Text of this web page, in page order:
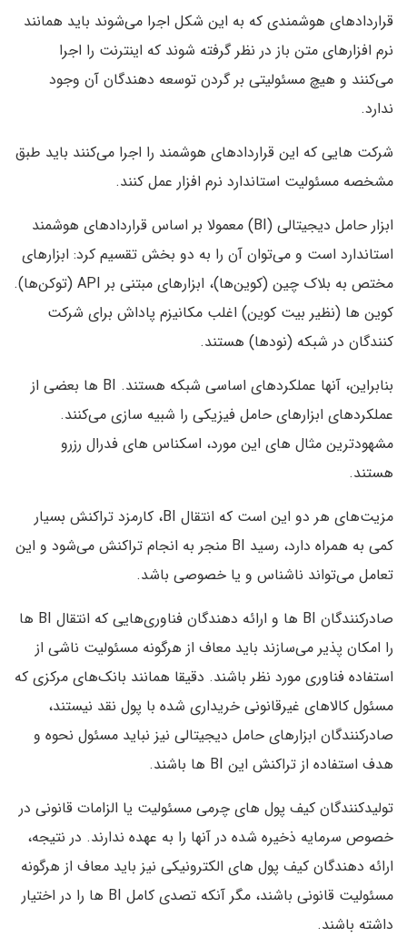
قراردادهای هوشمندی که به این شکل اجرا می‌شوند باید همانند
نرم افزارهای متن باز در نظر گرفته شوند که اینترنت را اجرا
می‌کنند و هیچ مسئولیتی بر گردن توسعه دهندگان آن وجود
ندارد.
شرکت هایی که این قراردادهای هوشمند را اجرا می‌کنند باید طبق
مشخصه مسئولیت استاندارد نرم افزار عمل کنند.
ابزار حامل دیجیتالی (BI) معمولا بر اساس قراردادهای هوشمند
استاندارد است و می‌توان آن را به دو بخش تقسیم کرد: ابزارهای
مختص به بلاک چین (کوین‌ها)، ابزارهای مبتنی بر API (توکن‌ها).
کوین ها (نظیر بیت کوین) اغلب مکانیزم پاداش برای شرکت
کنندگان در شبکه (نودها) هستند.
بنابراین، آنها عملکردهای اساسی شبکه هستند. BI ها بعضی از
عملکردهای ابزارهای حامل فیزیکی را شبیه سازی می‌کنند.
مشهودترین مثال های این مورد، اسکناس های فدرال رزرو
هستند.
مزیت‌های هر دو این است که انتقال BI، کارمزد تراکنش بسیار
کمی به همراه دارد، رسید BI منجر به انجام تراکنش می‌شود و این
تعامل می‌تواند ناشناس و یا خصوصی باشد.
صادرکنندگان BI ها و ارائه دهندگان فناوری‌هایی که انتقال BI ها
را امکان پذیر می‌سازند باید معاف از هرگونه مسئولیت ناشی از
استفاده فناوری مورد نظر باشند. دقیقا همانند بانک‌های مرکزی که
مسئول کالاهای غیرقانونی خریداری شده با پول نقد نیستند،
صادرکنندگان ابزارهای حامل دیجیتالی نیز نباید مسئول نحوه و
هدف استفاده از تراکنش این BI ها باشند.
تولیدکنندگان کیف پول های چرمی مسئولیت یا الزامات قانونی در
خصوص سرمایه ذخیره شده در آنها را به عهده ندارند. در نتیجه،
ارائه دهندگان کیف پول های الکترونیکی نیز باید معاف از هرگونه
مسئولیت قانونی باشند، مگر آنکه تصدی کامل BI ها را در اختیار
داشته باشند.